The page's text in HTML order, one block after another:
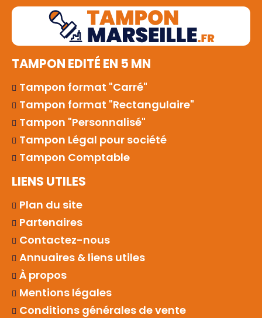
TAMPON EDITÉ EN 5 MN
Tampon format "Carré"
Tampon format "Rectangulaire"
Tampon "Personnalisé"
Tampon Légal pour société
Tampon Comptable
LIENS UTILES
Plan du site
Partenaires
Contactez-nous
Annuaires & liens utiles
À propos
Mentions légales
Conditions générales de vente